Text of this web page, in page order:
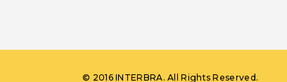
© 2016 INTERBRA. All Rights Reserved.